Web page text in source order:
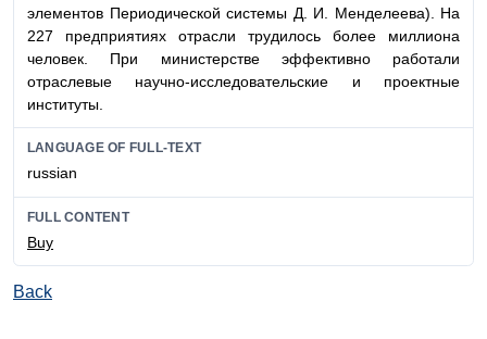
элементов Периодической системы Д. И. Менделеева). На
227 предприятиях отрасли трудилось более миллиона
человек. При министерстве эффективно работали
отраслевые научно-исследовательские и проектные
институты.
LANGUAGE OF FULL-TEXT
russian
FULL CONTENT
Buy
Back